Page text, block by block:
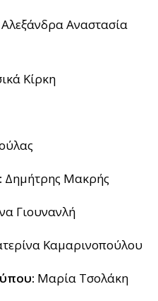
Αλεξάνδρα Αναστασία
Κίρκη
: Δημήτρης Μακρής
Γιουνανλή
Καμαρινοπούλου
Μαρία Τσολάκη